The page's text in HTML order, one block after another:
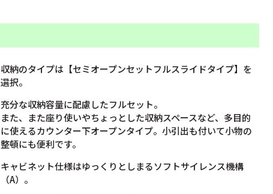
収納のタイプは【セミオープンセットフルスライドタイプ】を
選択。
充分な収納容量に配慮したフルセット。
また、また座り使いやちょっとした収納スペースなど、多目的
に使えるカウンター下オープンタイプ。小引出も付いて小物の
整頓にも便利です。
キャビネット仕様はゆっくりとしまるソフトサイレンス機構
（A）。